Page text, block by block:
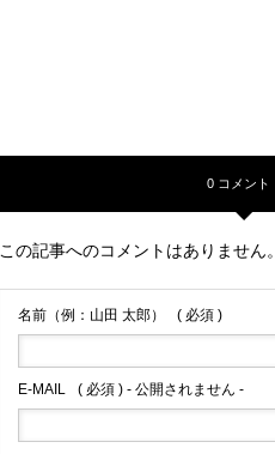
0 コメント
この記事へのコメントはありません。
名前（例：山田 太郎） ( 必須 )
E-MAIL ( 必須 ) - 公開されません -